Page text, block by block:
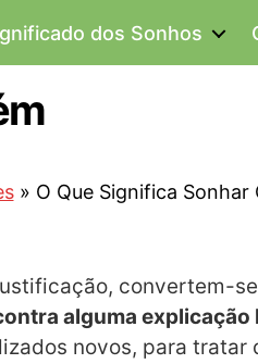
dos Sonhos
» O Que Significa Sonhar
convertem-
alguma explicação
novos, para tratar